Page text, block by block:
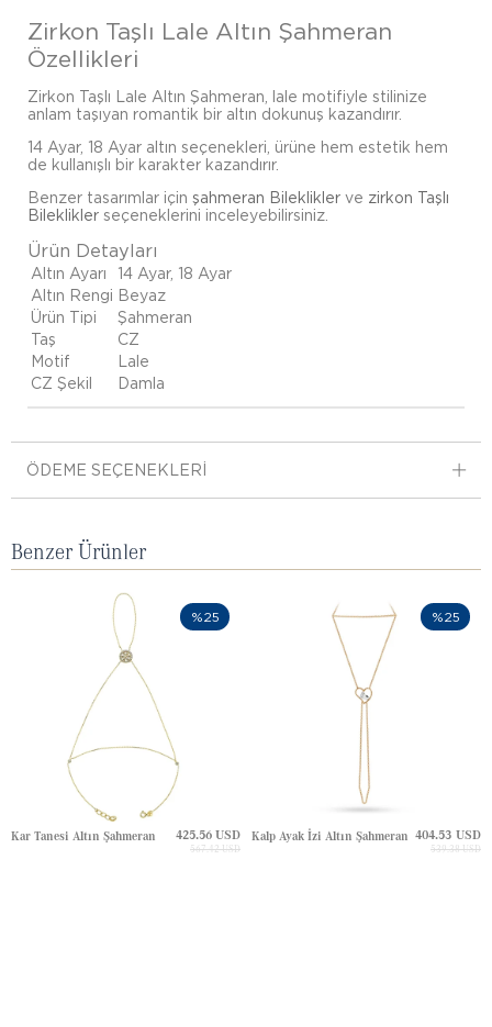
Zirkon Taşlı Lale Altın Şahmeran
Özellikleri
Zirkon Taşlı Lale Altın Şahmeran, lale motifiyle stilinize
anlam taşıyan romantik bir altın dokunuş kazandırır.
14 Ayar, 18 Ayar altın seçenekleri, ürüne hem estetik hem
de kullanışlı bir karakter kazandırır.
Benzer tasarımlar için şahmeran Bileklikler ve zirkon Taşlı
Bileklikler seçeneklerini inceleyebilirsiniz.
Ürün Detayları
Altın Ayarı
14 Ayar, 18 Ayar
Altın Rengi Beyaz
Ürün Tipi
Şahmeran
Taş
CZ
Motif
Lale
CZ Şekil
Damla
ÖDEME SEÇENEKLERI
Benzer Ürünler
Kar Tanesi Altın Şahmeran 425.56 USD
567.42 USD
%25
Kalp Ayak İzi Altın Şahmeran 404.53 USD
539.38 USD
%25